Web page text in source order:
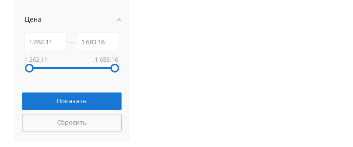
Цена
1 262.11 1 683.16
Сбросить